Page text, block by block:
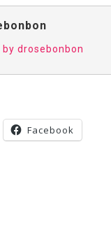
drosebonbon
Facebook